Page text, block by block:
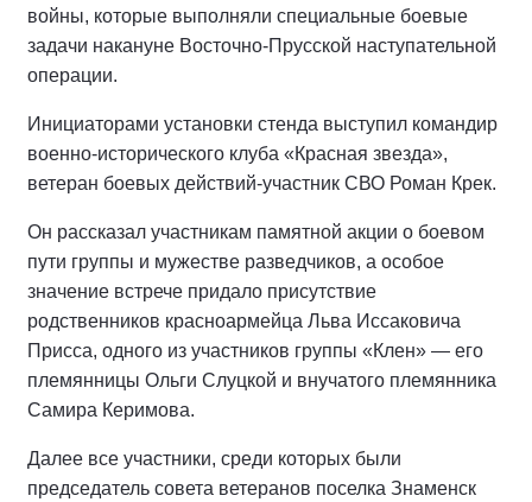
войны, которые выполняли специальные боевые
задачи накануне Восточно-Прусской наступательной
операции.
Инициаторами установки стенда выступил командир
военно-исторического клуба «Красная звезда»,
ветеран боевых действий-участник СВО Роман Крек.
Он рассказал участникам памятной акции о боевом
пути группы и мужестве разведчиков, а особое
значение встрече придало присутствие
родственников красноармейца Льва Иссаковича
Присса, одного из участников группы «Клен» — его
племянницы Ольги Слуцкой и внучатого племянника
Самира Керимова.
Далее все участники, среди которых были
председатель совета ветеранов поселка Знаменск